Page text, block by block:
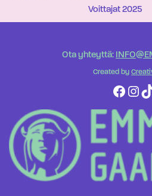
Voittajat 2025
Ota yhteyttä:
Created by